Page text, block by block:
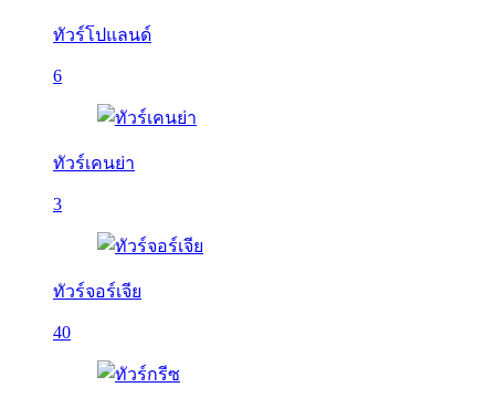
ทัวร์โปแลนด์
6
ทัวร์เคนย่า
3
ทัวร์จอร์เจีย
40